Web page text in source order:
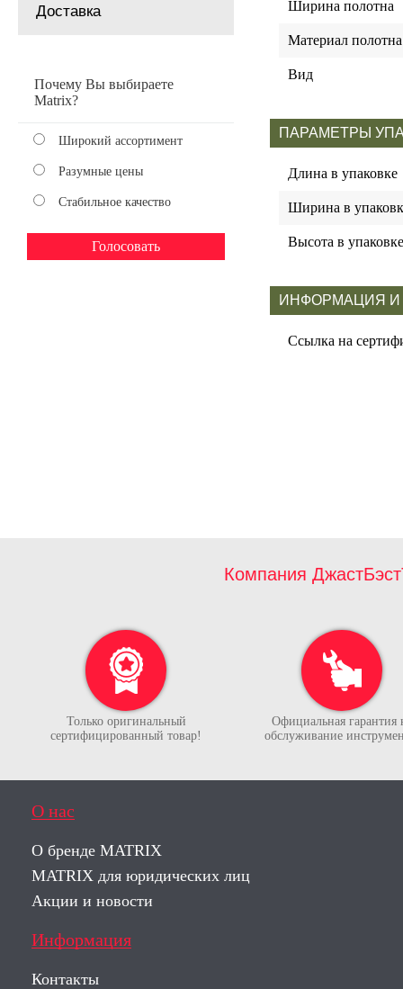
Доставка
Почему Вы выбираете
Matrix?
Широкий ассортимент
Разумные цены
Стабильное качество
Ширина полотна
Материал полотна
Вид
ПАРАМЕТРЫ
Длина в упаковке
Ширина в
Высота в упаковке
ИНФОРМАЦИЯ И
Ссылка на
Компания
Только оригинальный
сертифицированный товар!
Официальная гарантия
обслуживание
О нас
О бренде MATRIX
MATRIX для юридических лиц
Акции и новости
Информация
Контакты